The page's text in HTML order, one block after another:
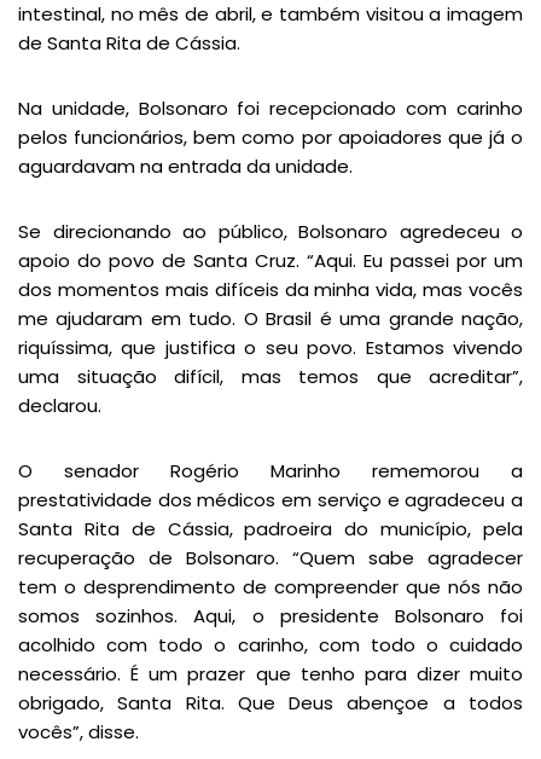
intestinal, no mês de abril, e também visitou a imagem
de Santa Rita de Cássia.
Na unidade, Bolsonaro foi recepcionado com carinho
pelos funcionários, bem como por apoiadores que já o
aguardavam na entrada da unidade.
Se direcionando ao público, Bolsonaro agredeceu o
apoio do povo de Santa Cruz. “Aqui. Eu passei por um
dos momentos mais difíceis da minha vida, mas vocês
me ajudaram em tudo. O Brasil é uma grande nação,
riquíssima, que justifica o seu povo. Estamos vivendo
uma situação difícil, mas temos que acreditar”,
declarou.
O senador Rogério Marinho rememorou a
prestatividade dos médicos em serviço e agradeceu a
Santa Rita de Cássia, padroeira do município, pela
recuperação de Bolsonaro. “Quem sabe agradecer
tem o desprendimento de compreender que nós não
somos sozinhos. Aqui, o presidente Bolsonaro foi
acolhido com todo o carinho, com todo o cuidado
necessário. É um prazer que tenho para dizer muito
obrigado, Santa Rita. Que Deus abençoe a todos
vocês”, disse.